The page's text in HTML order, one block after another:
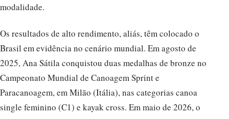
modalidade.
Os resultados de alto rendimento, aliás, têm colocado o
Brasil em evidência no cenário mundial. Em agosto de
2025, Ana Sátila conquistou duas medalhas de bronze no
Campeonato Mundial de Canoagem Sprint e
Paracanoagem, em Milão (Itália), nas categorias canoa
single feminino (C1) e kayak cross. Em maio de 2026, o